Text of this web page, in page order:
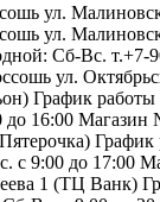
ул.
ул.
Сб-Вс. т.+7-
ул.
График
до 16:00 Магазин
с 9:00 до 17:00
1 (ТЦ Ванк)